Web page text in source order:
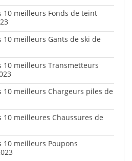
10 meilleurs Fonds de teint
10 meilleurs Gants de ski de
10 meilleurs Transmetteurs
10 meilleurs Chargeurs piles de
10 meilleures Chaussures de
10 meilleurs Poupons